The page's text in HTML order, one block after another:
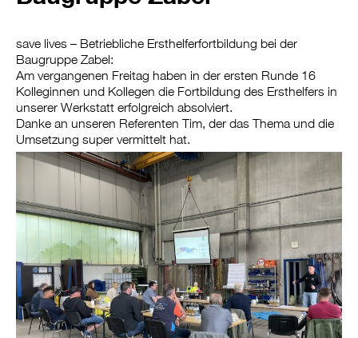
save lives – Betriebliche Ersthelferfortbildung bei der
Baugruppe Zabel:
Am vergangenen Freitag haben in der ersten Runde 16
Kolleginnen und Kollegen die Fortbildung des Ersthelfers in
unserer Werkstatt erfolgreich absolviert.
Danke an unseren Referenten Tim, der das Thema und die
Umsetzung super vermittelt hat.